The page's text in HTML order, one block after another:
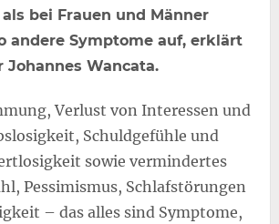
bei Frauen und Männer
andere Symptome auf, erklärt
Johannes Wancata.
Verlust von Interessen und
Schuldgefühle und
sowie vermindertes
Pessimismus, Schlafstörungen
– das alles sind Symptome,